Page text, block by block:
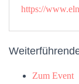
https://
Zum Event